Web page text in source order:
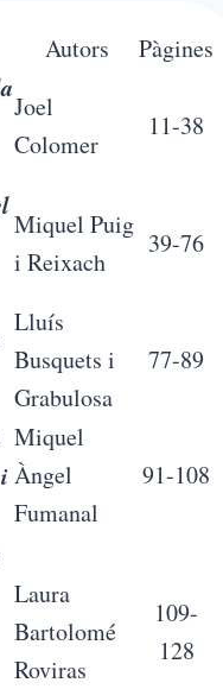
Autors Pàgines
Joel
Colomer
11-38
Miquel Puig
i Reixach
39-76
Lluís
Busquets i
Grabulosa
77-89
Miquel
Àngel
Fumanal
91-108
Laura
Bartolomé
Roviras
109-
128